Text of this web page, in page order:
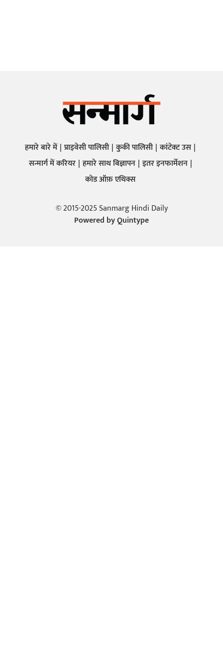
हमारे बारे में प्राइवेसी पालिसी कुकी पालिसी कांटेक्ट उस
सन्मार्ग में करियर हमारे साथ बिज्ञापन इतर इनफार्मेशन
कोड ऑफ़ एथिक्स
© 2015-2025 Sanmarg Hindi Daily
Powered byQuintype